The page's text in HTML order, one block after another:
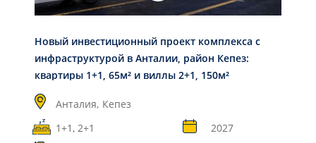
Новый инвестиционный проект комплекса с
инфраструктурой в Анталии, район Кепез:
квартиры 1+1, 65м² и виллы 2+1, 150м²
Анталия, Кепез
1+1, 2+1
2027